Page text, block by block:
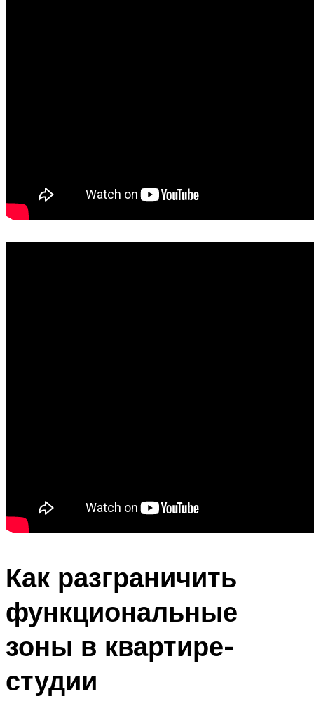
Как разграничить
функциональные
зоны в квартире-
студии